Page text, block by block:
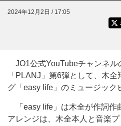
2024年12月2日 / 17:05
JO1公式YouTubeチャンネル
「PLANJ」第6弾として、木
グ「easy life」のミュージック
「easy life」は木全が作詞作
アレンジは、木全本人と音楽